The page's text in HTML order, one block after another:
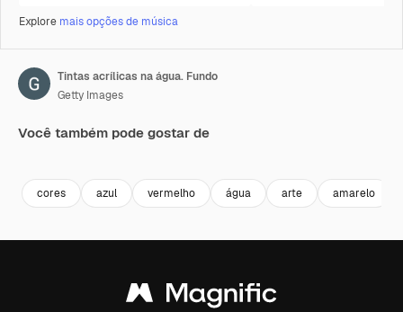
Explore mais opções de música
Tintas acrílicas na água. Fundo
Getty Images
Você também pode gostar de
cores azul vermelho água arte amarelo